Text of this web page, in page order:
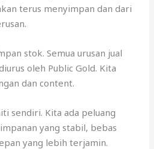
terus menyimpan dan dari
stok. Semua urusan jual
oleh Public Gold. Kita
dan content.
sendiri. Kita ada peluang
yang stabil, bebas
yang lebih terjamin.